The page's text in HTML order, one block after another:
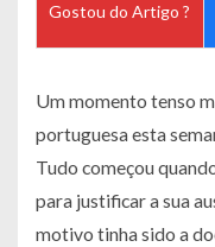
Gostou do Artigo ?
Um momento tenso
portuguesa esta
Tudo começou
para justificar a sua
motivo tinha sido a